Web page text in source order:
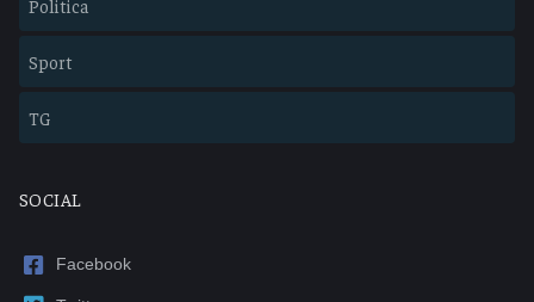
Politica
Sport
TG
SOCIAL
Facebook